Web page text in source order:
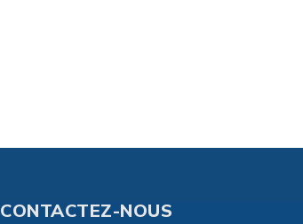
CONTACTEZ-NOUS